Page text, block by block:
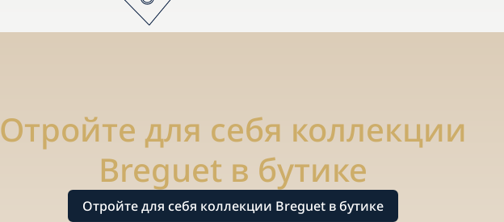
Отройте для себя коллекции
Breguet в бутике
Отройте для себя коллекции Breguet в бутике